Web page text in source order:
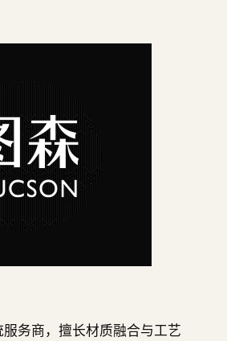
务商，擅长材质融合与工艺